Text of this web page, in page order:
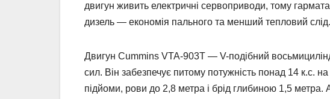
двигун живить електричні сервоприводи, тому
дизель — економія пального та менший тепловий слід.
Двигун Cummins VTA-903T — V-подібний
сил. Він забезпечує питому потужність понад 14 к.с.
підйоми, рови до 2,8 метра і брід глибиною 1,5 метра.